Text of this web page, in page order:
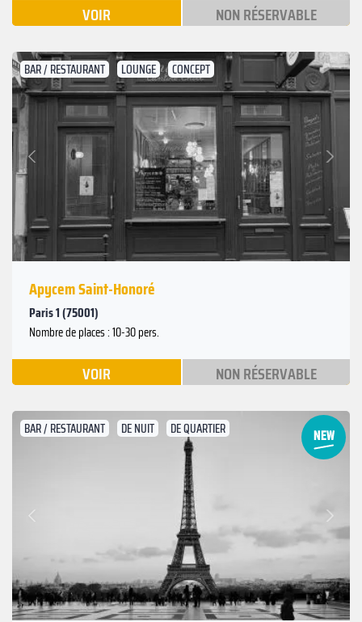
VOIR NON RÉSERVABLE
BAR / RESTAURANT LOUNGE CONCEPT
Précédent
Suivant
Apycem Saint-Honoré
Paris 1 (75001)
Nombre de places : 10-30 pers.
VOIR NON RÉSERVABLE
BAR / RESTAURANT DE NUIT DE QUARTIER
Précédent
Suivant